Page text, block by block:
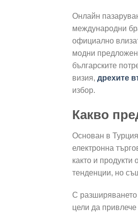
Онлайн
международни
официално
модни
българските
визия, дрехите
избор.
Какво
Основан в
електронна
както и
тенденции, но
С разширяването
цели да привлече